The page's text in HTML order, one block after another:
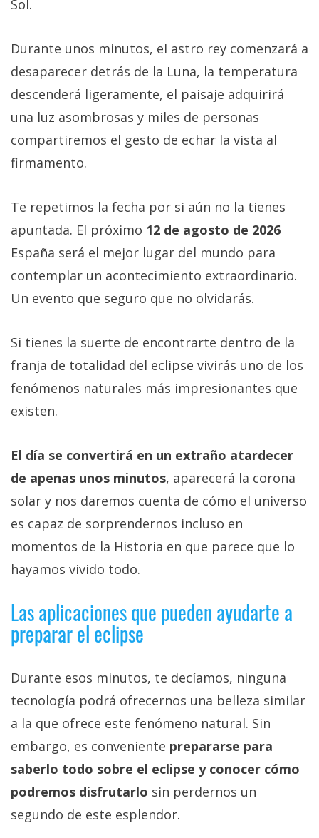
Sol.
Durante unos minutos, el astro rey comenzará a
desaparecer detrás de la Luna, la temperatura
descenderá ligeramente, el paisaje adquirirá
una luz asombrosas y miles de personas
compartiremos el gesto de echar la vista al
firmamento.
Te repetimos la fecha por si aún no la tienes
apuntada. El próximo 12 de agosto de 2026
España será el mejor lugar del mundo para
contemplar un acontecimiento extraordinario.
Un evento que seguro que no olvidarás.
Si tienes la suerte de encontrarte dentro de la
franja de totalidad del eclipse vivirás uno de los
fenómenos naturales más impresionantes que
existen.
El día se convertirá en un extraño atardecer
de apenas unos minutos, aparecerá la corona
solar y nos daremos cuenta de cómo el universo
es capaz de sorprendernos incluso en
momentos de la Historia en que parece que lo
hayamos vivido todo.
Las aplicaciones que pueden ayudarte a
preparar el eclipse
Durante esos minutos, te decíamos, ninguna
tecnología podrá ofrecernos una belleza similar
a la que ofrece este fenómeno natural. Sin
embargo, es conveniente prepararse para
saberlo todo sobre el eclipse y conocer cómo
podremos disfrutarlo sin perdernos un
segundo de este esplendor.